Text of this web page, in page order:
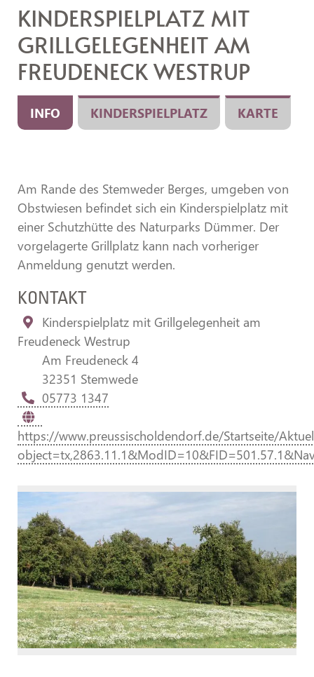
KINDERSPIELPLATZ MIT
GRILLGELEGENHEIT AM
FREUDENECK WESTRUP
INFO KINDERSPIELPLATZ KARTE
Am Rande des Stemweder Berges, umgeben von
Obstwiesen befindet sich ein Kinderspielplatz mit
einer Schutzhütte des Naturparks Dümmer. Der
vorgelagerte Grillplatz kann nach vorheriger
Anmeldung genutzt werden.
KONTAKT
Kinderspielplatz mit Grillgelegenheit am
Freudeneck Westrup
Am Freudeneck 4
32351 Stemwede
05773 1347
https://www.preussischoldendorf.de/Startseite/